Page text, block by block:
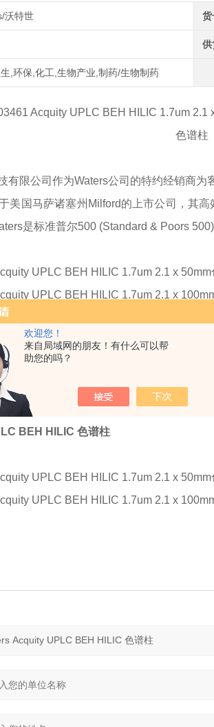
欢迎您！
来自局域网的朋友！有什么可以帮
助您的吗？
沃特世 货
供
,环保,化工,生物产业,制药/生物制药
Acquity UPLC BEH HILIC 1.7um
色谱柱
有限公司作为Waters公司的特约经销商为
美国马萨诸塞州Milford的上市公司，其
是标准普尔500 (Standard & Poors 500)
UPLC BEH HILIC 1.7um 2.1 x
UPLC BEH HILIC 1.7um 2.1 x
BEH HILIC 色谱柱
色谱柱包含未键合的 BEH 底物，设计
条件下实现高效、可重现的分离。
BEH HILIC 色谱柱
UPLC BEH HILIC 1.7um 2.1 x
UPLC BEH HILIC 1.7um 2.1 x